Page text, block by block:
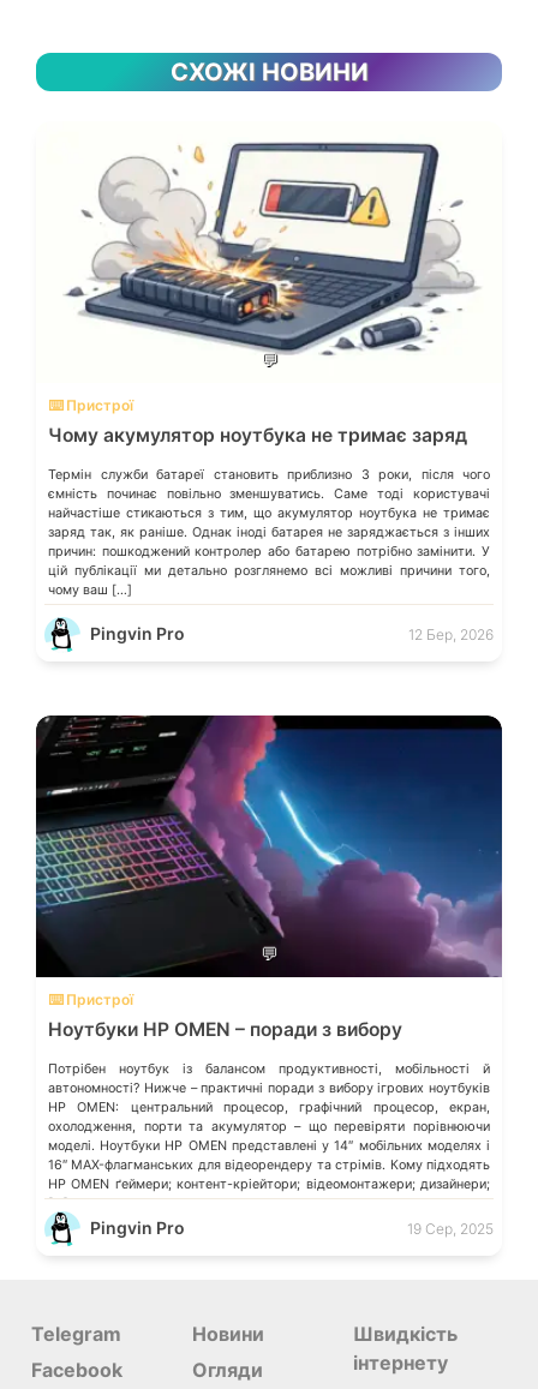
СХОЖІ НОВИНИ
💬
⌨️ Пристрої
Чому акумулятор ноутбука не тримає заряд
Термін служби батареї становить приблизно 3 роки, після чого
ємність починає повільно зменшуватись. Саме тоді користувачі
найчастіше стикаються з тим, що акумулятор ноутбука не тримає
заряд так, як раніше. Однак іноді батарея не заряджається з інших
причин: пошкоджений контролер або батарею потрібно замінити. У
цій публікації ми детально розглянемо всі можливі причини того,
чому ваш […]
Pingvin Pro 12 Бер, 2026
💬
⌨️ Пристрої
Ноутбуки HP OMEN – поради з вибору
Потрібен ноутбук із балансом продуктивності, мобільності й
автономності? Нижче – практичні поради з вибору ігрових ноутбуків
HP OMEN: центральний процесор, графічний процесор, екран,
охолодження, порти та акумулятор – що перевіряти порівнюючи
моделі. Ноутбуки HP OMEN представлені у 14″ мобільних моделях і
16″ MAX-флагманських для відеорендеру та стрімів. Кому підходять
HP OMEN ґеймери; контент-кріейтори; відеомонтажери; дизайнери;
[…]
Pingvin Pro 19 Сер, 2025
Telegram
Facebook
Новини
Огляди
Швидкість
інтернету